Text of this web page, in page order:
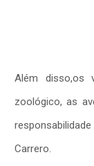
Além disso,os
zoológico, as
Carrero.